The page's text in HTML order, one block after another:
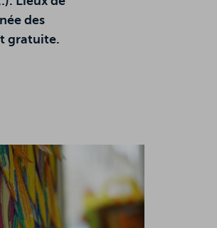
des
gratuite.